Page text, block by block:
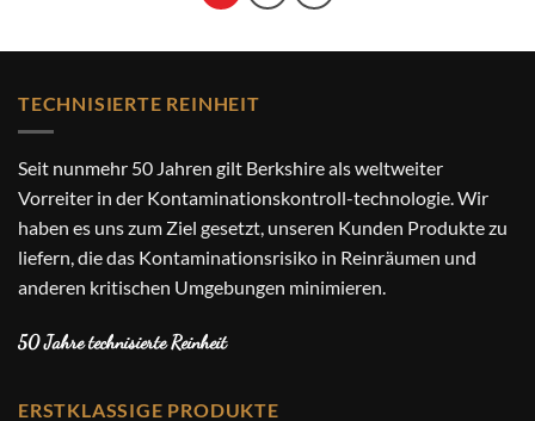
TECHNISIERTE REINHEIT
Seit nunmehr 50 Jahren gilt Berkshire als weltweiter
Vorreiter in der Kontaminationskontroll-technologie. Wir
haben es uns zum Ziel gesetzt, unseren Kunden Produkte zu
liefern, die das Kontaminationsrisiko in Reinräumen und
anderen kritischen Umgebungen minimieren.
50 Jahre technisierte Reinheit
ERSTKLASSIGE PRODUKTE